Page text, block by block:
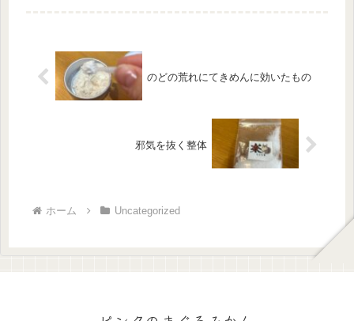
のどの荒れにてきめんに効いたもの
邪気を抜く整体
ホーム Uncategorized